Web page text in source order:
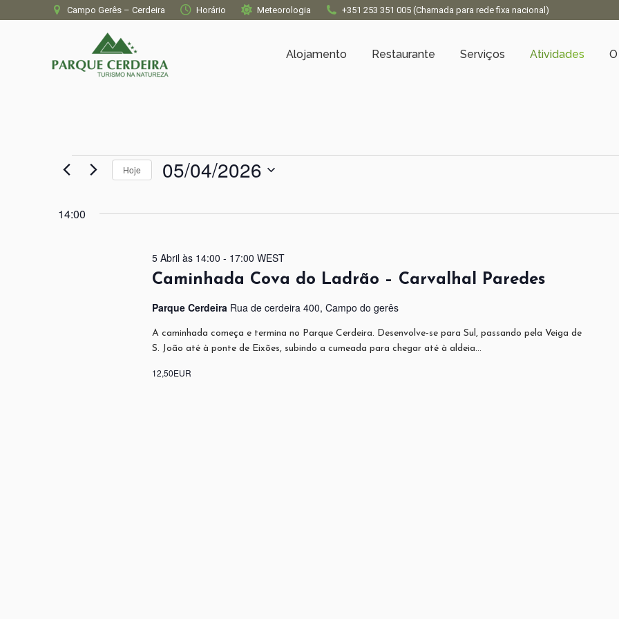
Campo Gerês – Cerdeira Horário Meteorologia +351 253 351 005 (Chamada para rede fixa nacional)
Alojamento Restaurante Serviços Atividades
Eventos
for
05/04/2026
Hoje 05/04/2026
14:00
Caminhada Cova do Ladrão – Carvalhal Paredes
5 Abril às 14:00 - 17:00 WEST
Parque Cerdeira Rua de cerdeira 400, Campo do gerês
A caminhada começa e termina no Parque Cerdeira. Desenvolve-se para Sul, passando pela Veiga de
S. João até à ponte de Eixões, subindo a cumeada para chegar até à aldeia…
12,50EUR